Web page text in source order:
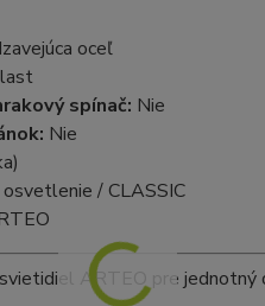
oceľ
spínač: Nie
Nie
osvetlenie / CLASSIC
ARTEO pre jednotný